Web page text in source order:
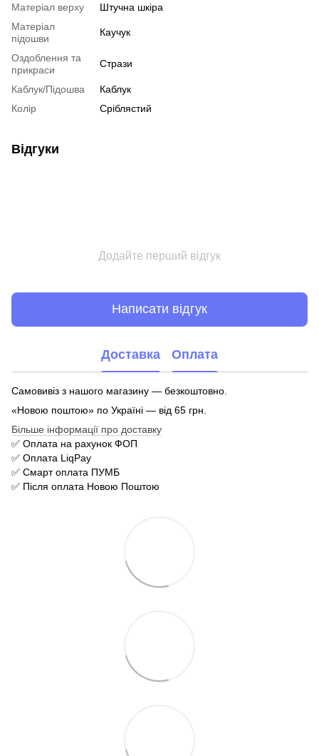
Матеріал верху
Штучна шкіра
Матеріал
підошви
Каучук
Оздоблення та
прикраси
Стрази
Каблук/Підошва
Каблук
Колір
Сріблястий
Відгуки
Додайте перший відгук
Написати відгук
Доставка Оплата
Самовивіз з нашого магазину — безкоштовно.
«Новою поштою» по Україні — від 65 грн.
Більше інформації про доставку
✅ Оплата на рахунок ФОП
✅ Оплата LiqPay
✅ Смарт оплата ПУМБ
✅ Після оплата Новою Поштою